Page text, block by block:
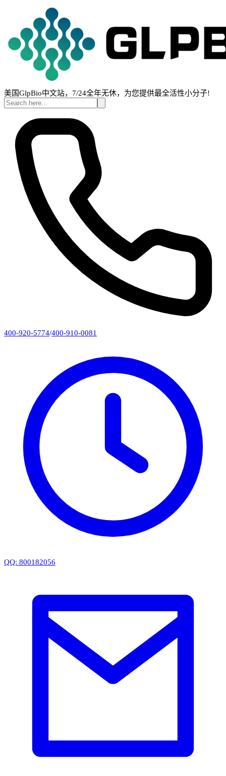
美国GlpBio中文站，7/24全年无休，为您提供最全活性小分子!
400-920-5774/400-910-0081
QQ: 800182056